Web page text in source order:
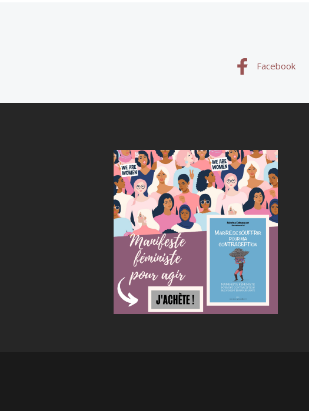
Facebook